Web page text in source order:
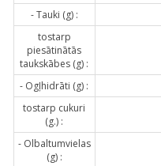
- Tauki (g) :
tostarp
piesātinātās
taukskābes (g) :
- Ogļhidrāti (g) :
tostarp cukuri
(g.) :
- Olbaltumvielas
(g) :